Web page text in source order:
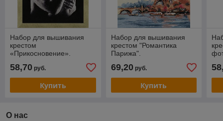
Набор для вышивания
крестом
«Прикосновение».
58,70 руб.
Купить
Набор для вышивания
крестом "Романтика
Парижа".
69,20руб.
Купить
О нас